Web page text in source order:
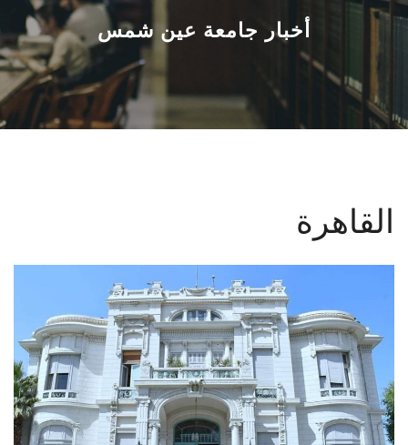
القطاعـات
الشئون الأكاديمية
البحث العلمي
الإعلام
تواصل معنا
الطلاب
أخبار جامعة عين شمس
القاهرة